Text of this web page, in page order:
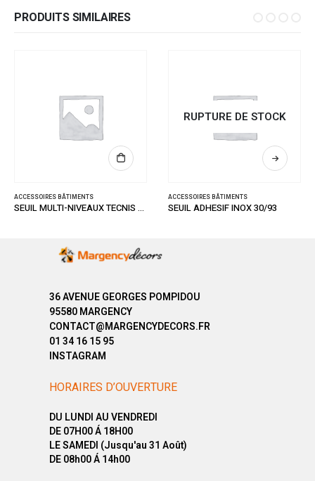
PRODUITS SIMILAIRES
ACCESSOIRES BÂTIMENTS
SEUIL MULTI-NIVEAUX TECNIS TITIUM 32/93
RUPTURE DE STOCK
ACCESSOIRES BÂTIMENTS
SEUIL ADHESIF INOX 30/93
36 AVENUE GEORGES POMPIDOU
95580 MARGENCY
CONTACT@MARGENCYDECORS.FR
01 34 16 15 95
INSTAGRAM
HORAIRES D’OUVERTURE
DU LUNDI AU VENDREDI
DE 07H00 Á 18H00
LE SAMEDI (Jusqu'au 31 Août)
DE 08h00 Á 14h00